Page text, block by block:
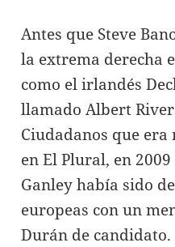
Antes que Steve
la extrema derecha
como el irlandés
llamado Albert
Ciudadanos que
en El Plural, en
Ganley había sido
europeas con un
Durán de candidato.